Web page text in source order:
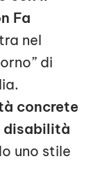
Fa
nel
di
concrete
disabilità
uno stile